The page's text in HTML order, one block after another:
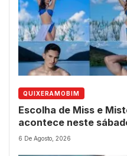
QUIXERAMOBIM
Escolha de Miss e
acontece neste
dos 237 anos do
6 De Agosto, 2026